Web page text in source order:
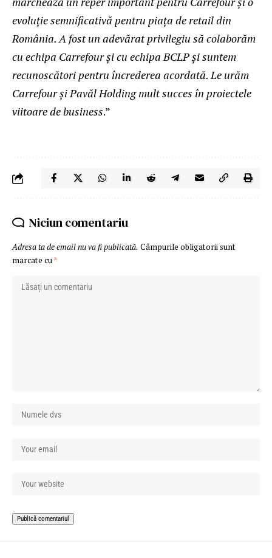
evoluție semnificativă pentru piața de retail din
România. A fost un adevărat privilegiu să colaborăm
cu echipa Carrefour și cu echipa BCLP și suntem
recunoscători pentru încrederea acordată. Le urăm
Carrefour și Pavăl Holding mult succes în proiectele
viitoare de business.”
Niciun comentariu
Adresa ta de email nu va fi publicată. Câmpurile obligatorii sunt
marcate cu *